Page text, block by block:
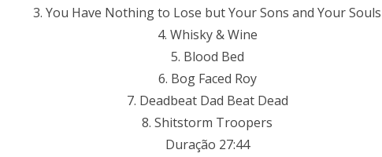
3. You Have Nothing to Lose but Your Sons and Your Souls
4. Whisky & Wine
5. Blood Bed
6. Bog Faced Roy
7. Deadbeat Dad Beat Dead
8. Shitstorm Troopers
Duração 27:44